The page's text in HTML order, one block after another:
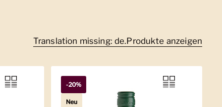
Translation missing: de.Produkte anzeigen
-20%
Neu